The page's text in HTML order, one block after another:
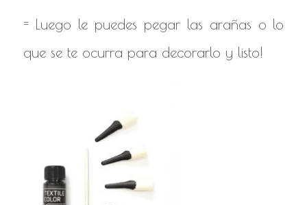
= Luego le puedes pegar las arañas o lo
que se te ocurra para decorarlo y listo!